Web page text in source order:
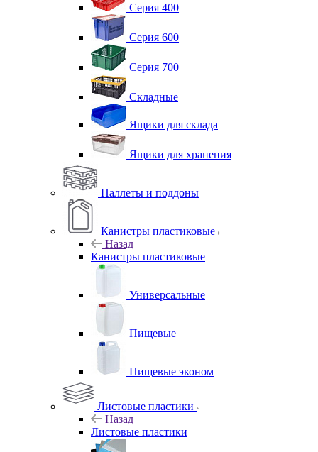
Серия 400
Серия 600
Серия 700
Складные
Ящики для склада
Ящики для хранения
Паллеты и поддоны
Канистры пластиковые
Назад
Канистры пластиковые
Универсальные
Пищевые
Пищевые эконом
Листовые пластики
Назад
Листовые пластики